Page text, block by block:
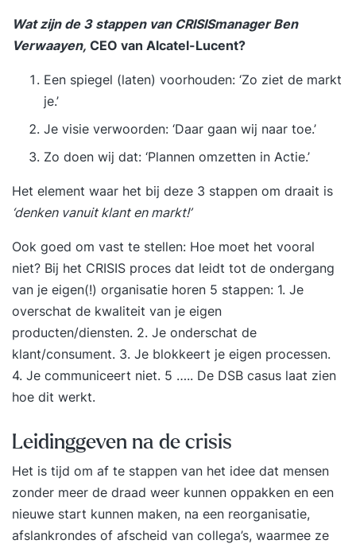
Wat zijn de 3 stappen van CRISISmanager Ben
Verwaayen, CEO van Alcatel-Lucent?
Een spiegel (laten) voorhouden: ‘Zo ziet de markt
je.’
Je visie verwoorden: ‘Daar gaan wij naar toe.’
Zo doen wij dat: ‘Plannen omzetten in Actie.’
Het element waar het bij deze 3 stappen om draait is
‘denken vanuit klant en markt!’
Ook goed om vast te stellen: Hoe moet het vooral
niet? Bij het CRISIS proces dat leidt tot de ondergang
van je eigen(!) organisatie horen 5 stappen: 1. Je
overschat de kwaliteit van je eigen
producten/diensten. 2. Je onderschat de
klant/consument. 3. Je blokkeert je eigen processen.
4. Je communiceert niet. 5 ….. De DSB casus laat zien
hoe dit werkt.
Leidinggeven na de crisis
Het is tijd om af te stappen van het idee dat mensen
zonder meer de draad weer kunnen oppakken en een
nieuwe start kunnen maken, na een reorganisatie,
afslankrondes of afscheid van collega’s, waarmee ze